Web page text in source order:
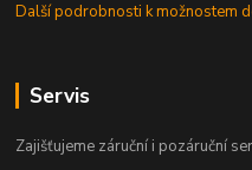
Další podrobnosti k možnostem
Servis
Zajišťujeme záruční i pozáruční